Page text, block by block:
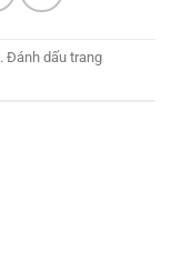
. Đánh dấu trang